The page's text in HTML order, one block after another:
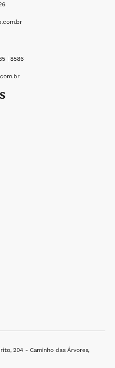
| 8586
204 - Caminho das Árvores,